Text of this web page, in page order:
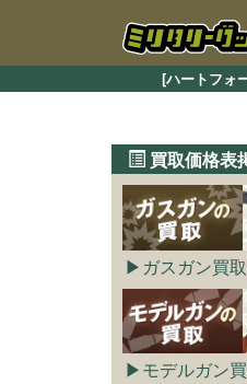
[ハートフォ
買取価格表
ガスガン買
モデルガン